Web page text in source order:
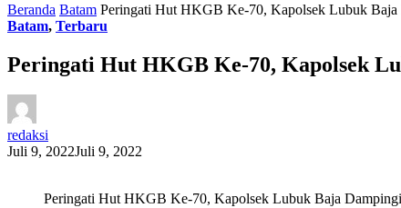
Beranda Batam Peringati Hut HKGB Ke-70, Kapolsek Lubuk
Batam, Terbaru
Peringati Hut HKGB Ke-70, Kapolsek
redaksi
Juli 9, 2022Juli 9, 2022
Peringati Hut HKGB Ke-70, Kapolsek Lubuk Baja